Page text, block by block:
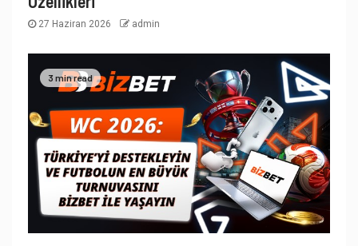
27 Haziran 2026 admin
3 min read